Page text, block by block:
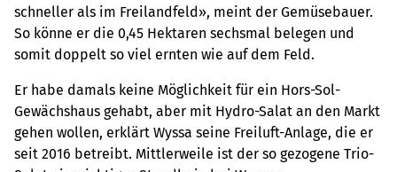
schneller als im Freilandfeld», meint der Gemüsebauer.
So könne er die 0,45 Hektaren sechsmal belegen und
somit doppelt so viel ernten wie auf dem Feld.
Er habe damals keine Möglichkeit für ein Hors-Sol-
Gewächshaus gehabt, aber mit Hydro-Salat an den Markt
gehen wollen, erklärt Wyssa seine Freiluft-Anlage, die er
seit 2016 betreibt. Mittlerweile ist der so gezogene Trio-